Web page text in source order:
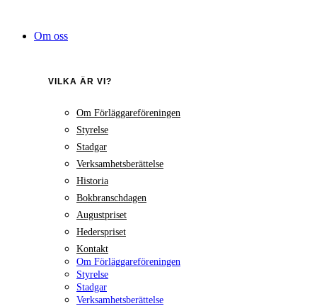
innehållOm oss
VILKA ÄR VI?
Om Förläggareföreningen
Styrelse
Stadgar
Verksamhetsberättelse
Historia
Bokbranschdagen
Augustpriset
Hederspriset
Kontakt
Om Förläggareföreningen
Styrelse
Stadgar
Verksamhetsberättelse